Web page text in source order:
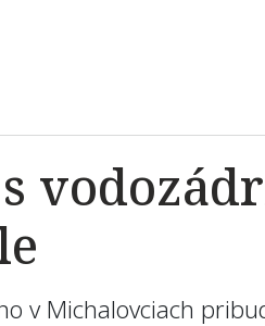
v Michalovciach